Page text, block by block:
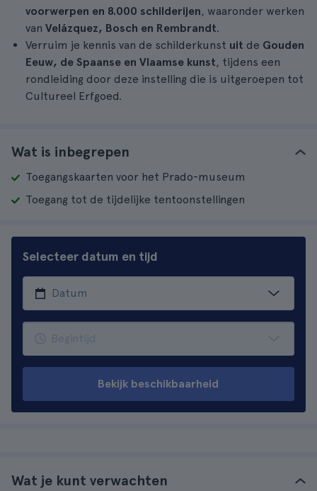
voorwerpen en 8.000 schilderijen, waaronder werken
van Velázquez, Bosch en Rembrandt.
Verruim je kennis van de schilderkunst uit de Gouden
Eeuw, de Spaanse en Vlaamse kunst, tijdens een
rondleiding door deze instelling die is uitgeroepen tot
Cultureel Erfgoed.
Wat is inbegrepen
Toegangskaarten voor het Prado-museum
Toegang tot de tijdelijke tentoonstellingen
Selecteer datum en tijd
Bekijk beschikbaarheid
Wat je kunt verwachten